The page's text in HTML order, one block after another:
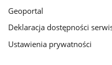
Geoportal
Deklaracja dostępności
Ustawienia prywatności